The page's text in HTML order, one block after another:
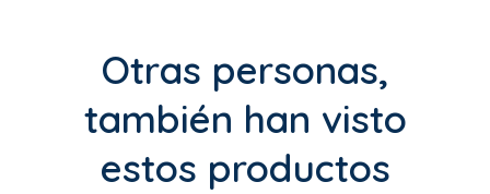
Otras personas,
también han visto
estos productos